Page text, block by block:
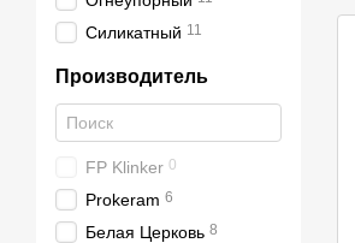
Силикатный 11
Производитель
FP Klinker 0
Prokeram 6
Белая Церковь 8